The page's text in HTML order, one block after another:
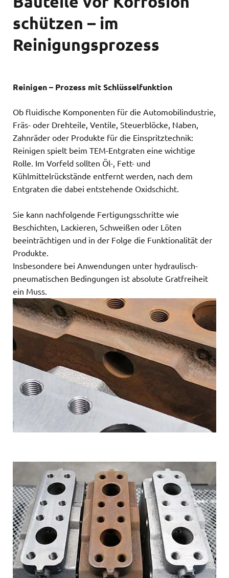
schützen – im
Reinigungsprozess
Reinigen – Prozess mit Schlüsselfunktion
Ob fluidische Komponenten für die Automobilindustrie,
Fräs- oder Drehteile, Ventile, Steuerblöcke, Naben,
Zahnräder oder Produkte für die Einspritztechnik:
Reinigen spielt beim TEM-Entgraten eine wichtige
Rolle. Im Vorfeld sollten Öl-, Fett- und
Kühlmittelrückstände entfernt werden, nach dem
Entgraten die dabei entstehende Oxidschicht.
Sie kann nachfolgende Fertigungsschritte wie
Beschichten, Lackieren, Schweißen oder Löten
beeinträchtigen und in der Folge die Funktionalität der
Produkte.
Insbesondere bei Anwendungen unter hydraulisch-
pneumatischen Bedingungen ist absolute Gratfreiheit
ein Muss.